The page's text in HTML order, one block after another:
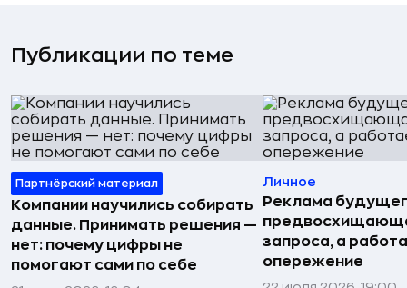
Публикации по теме
Партнёрский материал
Компании научились собирать
данные. Принимать решения —
нет: почему цифры не
помогают сами по себе
Личное
Реклама
запроса, а
опережение